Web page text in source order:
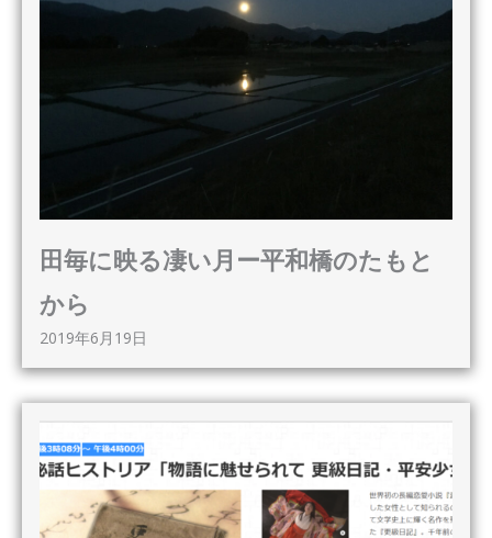
田毎に映る凄い月ー平和橋のたもと
から
2019年6月19日